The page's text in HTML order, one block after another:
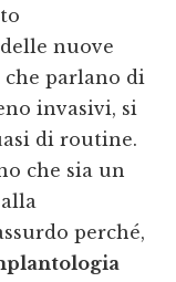
nuove
parlano di
invasivi, si
di routine.
che sia un
perché,